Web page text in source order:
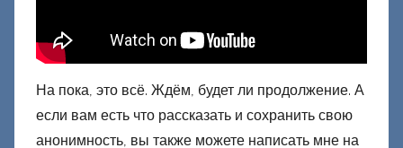
На пока, это всё. Ждём, будет ли продолжение. А
если вам есть что рассказать и сохранить свою
анонимность, вы также можете написать мне на